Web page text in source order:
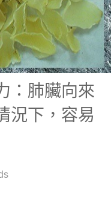
：肺臟向來
況下，容易